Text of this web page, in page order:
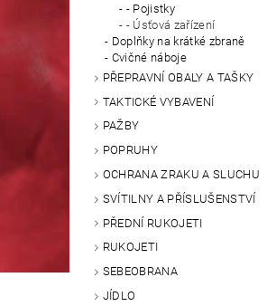
- Pojistky
- Úsťová zařízení
Doplňky na krátké zbraně
Cvičné náboje
PŘEPRAVNÍ OBALY A TAŠKY
TAKTICKÉ VYBAVENÍ
PAŽBY
POPRUHY
OCHRANA ZRAKU A SLUCHU
SVÍTILNY A PŘÍSLUŠENSTVÍ
PŘEDNÍ RUKOJETI
RUKOJETI
SEBEOBRANA
JÍDLO